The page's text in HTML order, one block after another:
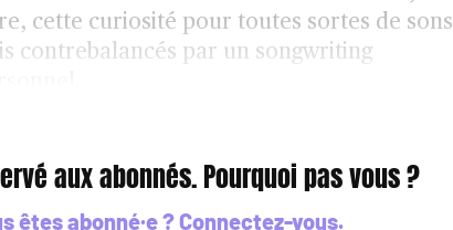
cette curiosité pour toutes sortes de sons
contrebalancés par un songwriting
aux abonnés. Pourquoi pas vous ?
êtes abonné·e ?Connectez-vous.